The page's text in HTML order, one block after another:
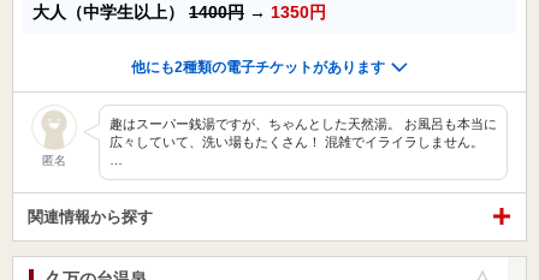
大人（中学生以上） 1400円 → 1350円
他にも2種類の電子チケットがあります
匿名
趣はスーパー銭湯ですが、ちゃんとした天然湯。 お風呂も本当に
広々していて、洗い場もたくさん！ 混雑でイライラしません。
関連情報から探す